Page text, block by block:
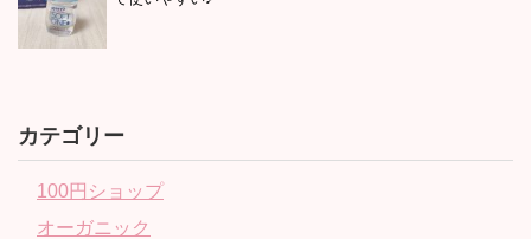
カテゴリー
100円ショップ
オーガニック